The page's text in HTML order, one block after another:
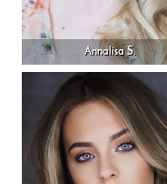
Annalisa S.